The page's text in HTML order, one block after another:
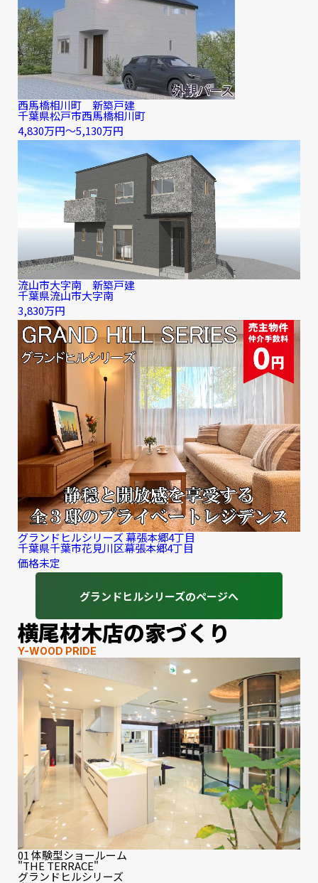
西馬橋相川町 新築戸建
千葉県松戸市西馬橋相川町
4,830万円〜5,130万円
流山市大字南 新築戸建
千葉県流山市大字南
3,830万円
グランドヒルシリーズ 幕張本郷4丁目
千葉県千葉市花見川区幕張本郷4丁目
価格未定
グランドヒルシリーズのページへ
横尾材木店の家づくり
Y-WOOD PRIDE
01体験型ショールーム
"THE TERRACE"
グランドヒルシリーズ